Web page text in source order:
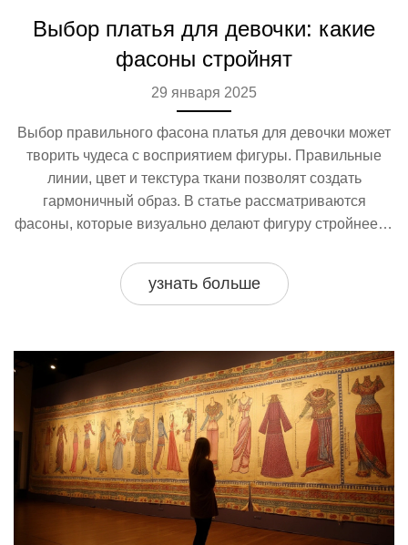
Выбор платья для девочки: какие
фасоны стройнят
29 января 2025
Выбор правильного фасона платья для девочки может
творить чудеса с восприятием фигуры. Правильные
линии, цвет и текстура ткани позволят создать
гармоничный образ. В статье рассматриваются
фасоны, которые визуально делают фигуру стройнее, и
элементов декора и материалов. Также уделяется
внимание практическим аспектам, таким как комфорт и
узнать больше